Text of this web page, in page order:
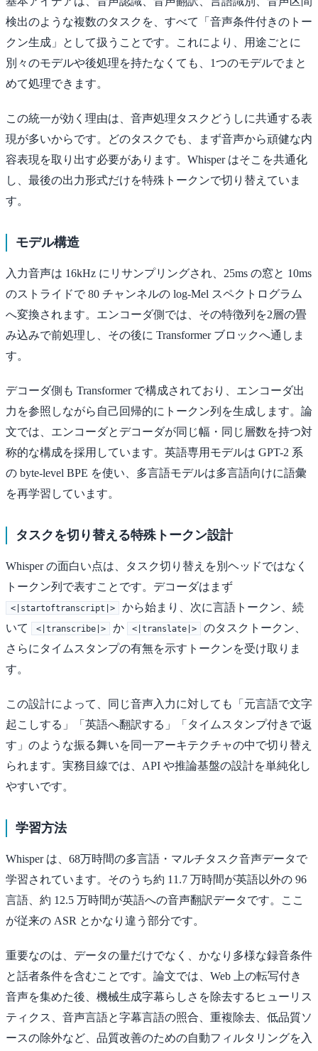
検出のような複数のタスクを、すべて「音声条件付きのトー
クン生成」として扱うことです。これにより、用途ごとに
別々のモデルや後処理を持たなくても、1つのモデルでまと
めて処理できます。
この統一が効く理由は、音声処理タスクどうしに共通する表
現が多いからです。どのタスクでも、まず音声から頑健な内
容表現を取り出す必要があります。Whisper はそこを共通化
し、最後の出力形式だけを特殊トークンで切り替えていま
す。
モデル構造
入力音声は 16kHz にリサンプリングされ、25ms の窓と 10ms
のストライドで 80 チャンネルの log-Mel スペクトログラム
へ変換されます。エンコーダ側では、その特徴列を2層の畳
み込みで前処理し、その後に Transformer ブロックへ通しま
す。
デコーダ側も Transformer で構成されており、エンコーダ出
力を参照しながら自己回帰的にトークン列を生成します。論
文では、エンコーダとデコーダが同じ幅・同じ層数を持つ対
称的な構成を採用しています。英語専用モデルは GPT-2 系
の byte-level BPE を使い、多言語モデルは多言語向けに語彙
を再学習しています。
タスクを切り替える特殊トークン設計
Whisper の面白い点は、タスク切り替えを別ヘッドではなく
トークン列で表すことです。デコーダはまず
<|startoftranscript|>
から始まり、次に言語トークン、続
いて
<|transcribe|> か <|translate|>
のタスクトークン、
さらにタイムスタンプの有無を示すトークンを受け取りま
す。
この設計によって、同じ音声入力に対しても「元言語で文字
起こしする」「英語へ翻訳する」「タイムスタンプ付きで返
す」のような振る舞いを同一アーキテクチャの中で切り替え
られます。実務目線では、API や推論基盤の設計を単純化し
やすいです。
学習方法
Whisper は、68万時間の多言語・マルチタスク音声データで
学習されています。そのうち約 11.7 万時間が英語以外の 96
言語、約 12.5 万時間が英語への音声翻訳データです。ここ
が従来の ASR とかなり違う部分です。
重要なのは、データの量だけでなく、かなり多様な録音条件
と話者条件を含むことです。論文では、Web 上の転写付き
音声を集めた後、機械生成字幕らしさを除去するヒューリス
ティクス、音声言語と字幕言語の照合、重複除去、低品質ソ
ースの除外など、品質改善のための自動フィルタリングを入